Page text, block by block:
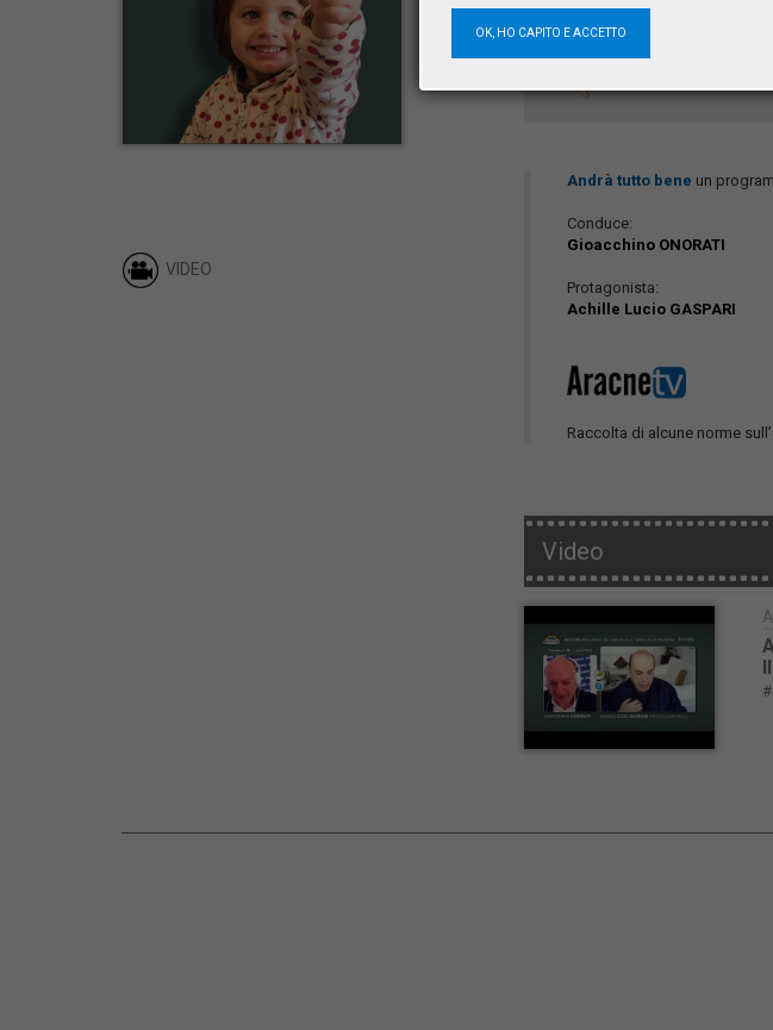
VIDEO
Andrà tutto bene un
Conduce:
Gioacchino ONORATI
Protagonista:
Achille Lucio GASPARI
Raccolta di alcune norme
Video
OK, HO CAPITO E ACCETTO